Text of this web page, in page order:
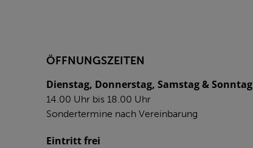
ÖFFNUNGSZEITEN
Dienstag, Donnerstag, Samstag & Sonntag
14.00 Uhr bis 18.00 Uhr
Sondertermine nach Vereinbarung
Eintritt frei